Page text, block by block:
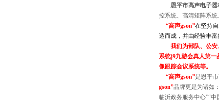
恩平市高声电子器
控系统、高清矩阵系
“高声gson”在坚持
造而成，并由经验丰富
我们为部队、公
系统j9九游会真人第一
像跟踪会议系统等。
“高声gson”是恩平
gson”品牌更是为诸如
临沂政务服务中心”“